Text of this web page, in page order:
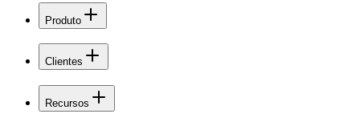
Produto
Clientes
Recursos